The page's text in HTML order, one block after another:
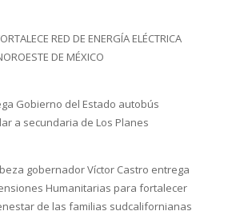
RED DE ENERGÍA ELÉCTRICA
DE MÉXICO
Gobierno del Estado autobús
a secundaria de Los Planes
gobernador Víctor Castro entrega
Humanitarias para fortalecer
de las familias sudcalifornianas